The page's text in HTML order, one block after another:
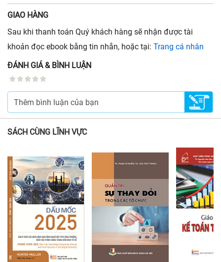
GIAO HÀNG
Sau khi thanh toán Quý khách hàng sẽ nhận được tài
khoản đọc ebook bằng tin nhắn, hoặc tại: Trang cá nhân
ĐÁNH GIÁ & BÌNH LUẬN
SÁCH CÙNG LĨNH VỰC